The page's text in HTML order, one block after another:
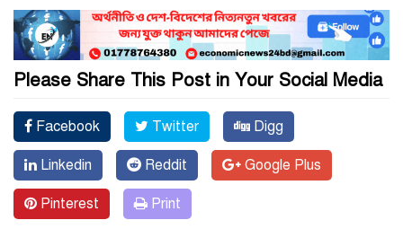
Please Share This Post in Your Social Media
Facebook Twitter Digg
Linkedin Reddit Google Plus
Pinterest Print